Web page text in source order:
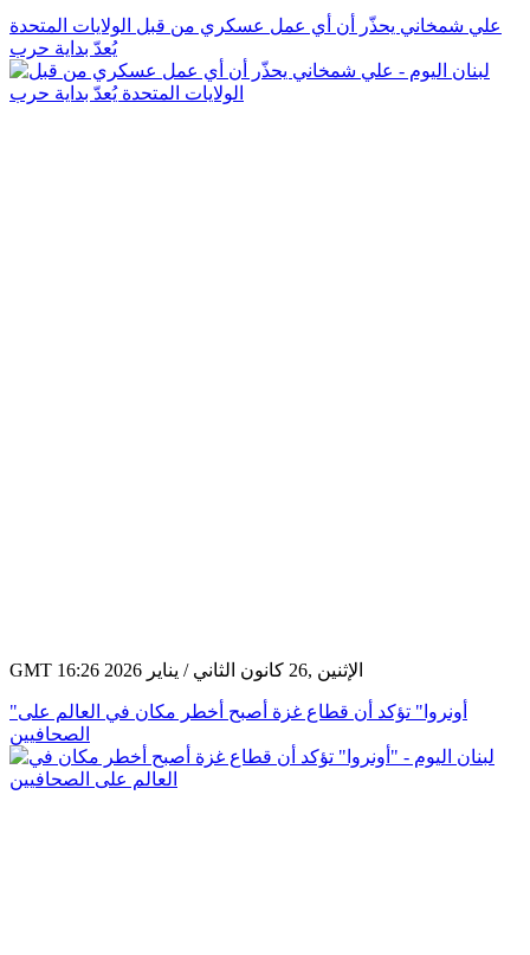
علي شمخاني يحذّر أن أي عمل عسكري من قبل الولايات المتحدة
يُعدّ بداية حرب
GMT 16:26 2026 الإثنين ,26 كانون الثاني / يناير
"أونروا" تؤكد أن قطاع غزة أصبح أخطر مكان في العالم على
الصحافيين